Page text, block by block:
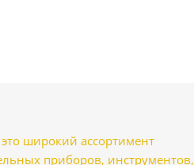
широкий ассортимент
приборов, инструментов,